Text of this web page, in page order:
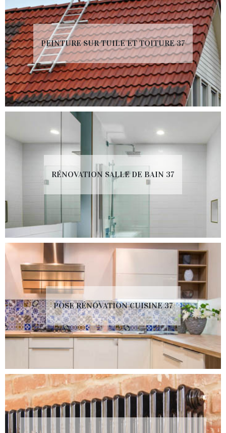
PEINTURE SUR TUILE ET TOITURE 37
RÉNOVATION SALLE DE BAIN 37
POSE RÉNOVATION CUISINE 37